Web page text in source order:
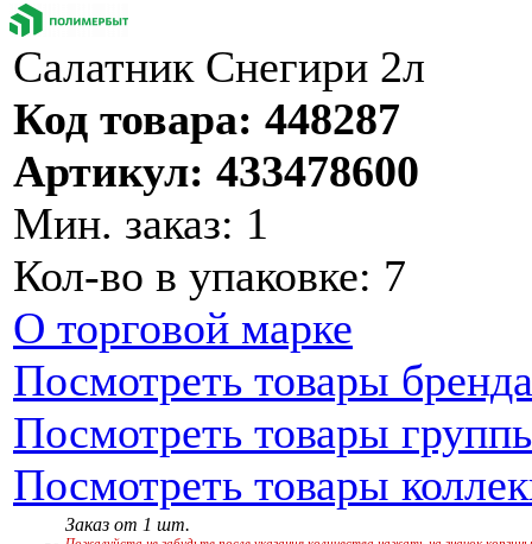
Салатник Снегири 2л
Код товара: 448287
Артикул: 433478600
Мин. заказ: 1
Кол-во в упаковке: 7
О торговой марке
Посмотреть товары бренда
Посмотреть товары
Посмотреть товары
Заказ от 1 шт.